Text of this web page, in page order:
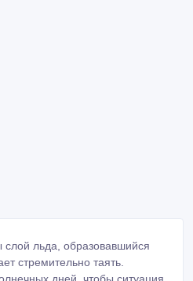
слой льда, образовавшийся
стремительно таять.
дней, чтобы ситуация